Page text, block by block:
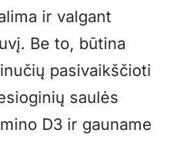
ir valgant
Be to, būtina
pasivaikščioti
saulės
D3 ir gauname